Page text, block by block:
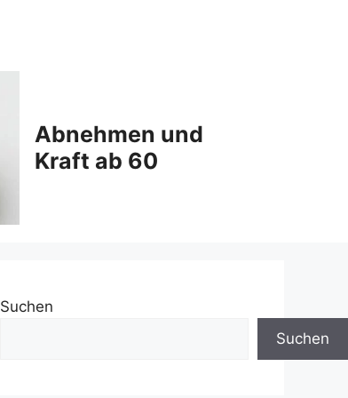
Abnehmen und
Kraft ab 60
Suchen
Suchen